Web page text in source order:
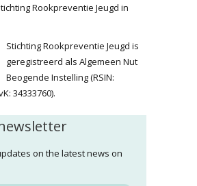
Rookpreventie Jeugd in
Stichting Rookpreventie Jeugd is
geregistreerd als Algemeen Nut
Beogende Instelling (RSIN:
34333760).
on the latest news on